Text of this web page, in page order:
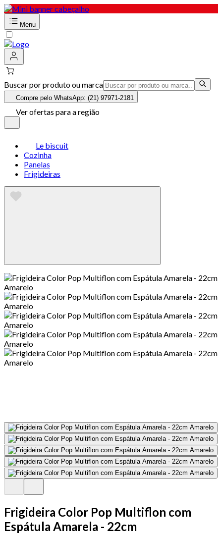
Menu
Buscar por produto ou marca
Compre pelo WhatsApp: (21) 97971-2181
Ver ofertas para a região
Le biscuit
Cozinha
Panelas
Frigideiras
Frigideira Color Pop Multiflon com
Espátula Amarela - 22cm